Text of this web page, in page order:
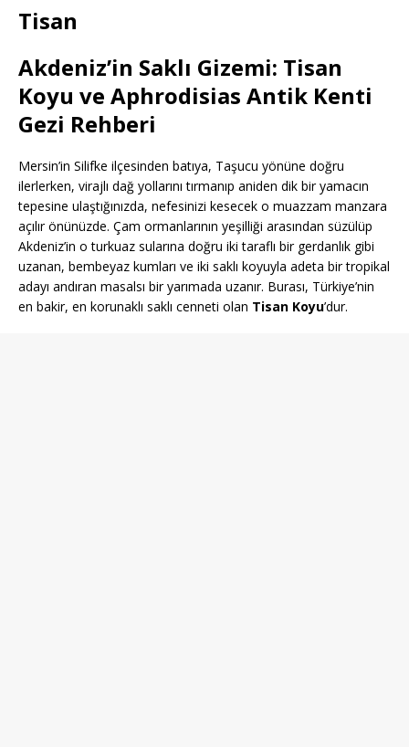
Tisan
Akdeniz’in Saklı Gizemi: Tisan
Koyu ve Aphrodisias Antik Kenti
Gezi Rehberi
Mersin’in Silifke ilçesinden batıya, Taşucu yönüne doğru
ilerlerken, virajlı dağ yollarını tırmanıp aniden dik bir yamacın
tepesine ulaştığınızda, nefesinizi kesecek o muazzam manzara
açılır önünüzde. Çam ormanlarının yeşilliği arasından süzülüp
Akdeniz’in o turkuaz sularına doğru iki taraflı bir gerdanlık gibi
uzanan, bembeyaz kumları ve iki saklı koyuyla adeta bir tropikal
adayı andıran masalsı bir yarımada uzanır. Burası, Türkiye’nin
en bakir, en korunaklı saklı cenneti olan Tisan Koyu’dur.